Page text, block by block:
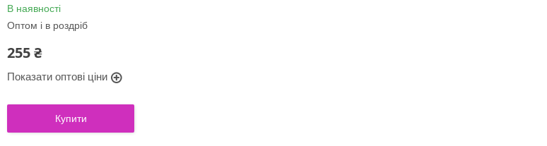
В наявності
Оптом і в роздріб
255 ₴
Показати оптові ціни
Купити